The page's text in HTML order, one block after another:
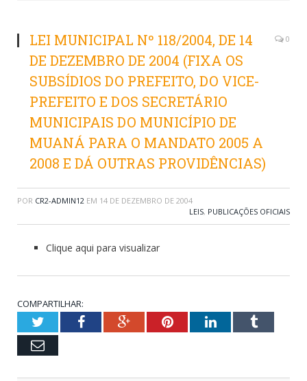
LEI MUNICIPAL Nº 118/2004, DE 14
DE DEZEMBRO DE 2004 (FIXA OS
SUBSÍDIOS DO PREFEITO, DO VICE-
PREFEITO E DOS SECRETÁRIO
MUNICIPAIS DO MUNICÍPIO DE
MUANÁ PARA O MANDATO 2005 A
2008 E DÁ OUTRAS PROVIDÊNCIAS)
0
POR CR2-ADMIN12 EM 14 DE DEZEMBRO DE 2004
LEIS, PUBLICAÇÕES OFICIAIS
Clique aqui para visualizar
COMPARTILHAR:
TwitterFacebookGoogle+PinterestLinkedInTumblr
Email